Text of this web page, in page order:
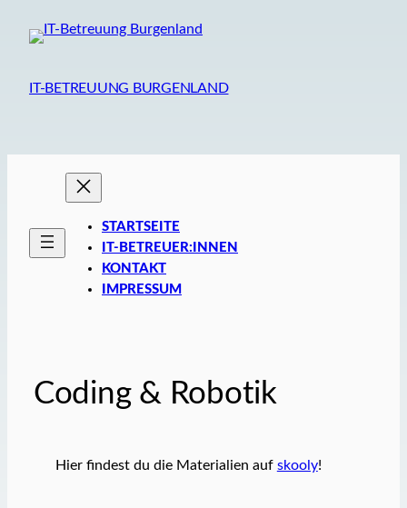
Inhalt
IT-BETREUUNG BURGENLAND
STARTSEITE
IT-BETREUER:INNEN
KONTAKT
IMPRESSUM
Coding & Robotik
Hier findest du die Materialien auf skooly!